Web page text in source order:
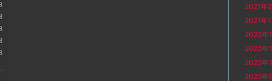
2021年
2021年1
2020年
2020年
2020年
2020年